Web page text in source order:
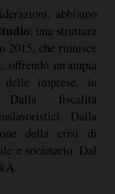
abbiamo
: una struttura
2015, che riunisce
, offrendo un'ampia
delle imprese, in
Dalla fiscalità
Dalla
della crisi di
e societario. Dal